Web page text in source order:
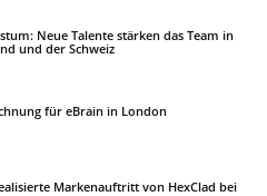
Neue Talente stärken das Team in
und der Schweiz
für eBrain in London
Markenauftritt von HexClad bei